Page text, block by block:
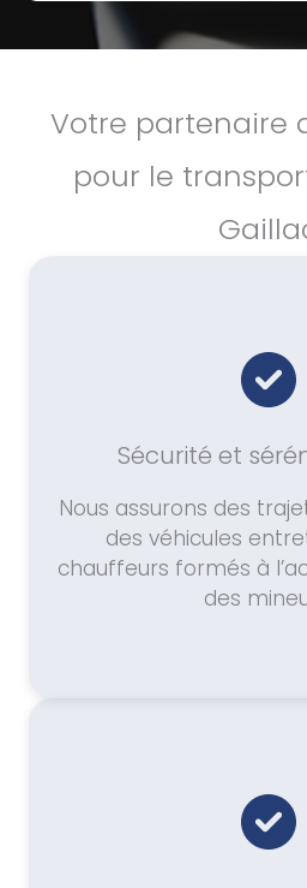
Votre partenaire
pour le
Sécurité et
Nous assurons des
des véhicules
chauffeurs formés à
des